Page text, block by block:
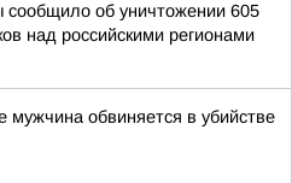
сообщило об уничтожении 605
над российскими регионами
мужчина обвиняется в убийстве